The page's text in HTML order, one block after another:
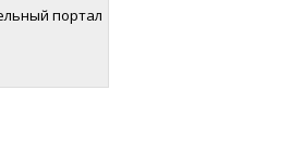
портал